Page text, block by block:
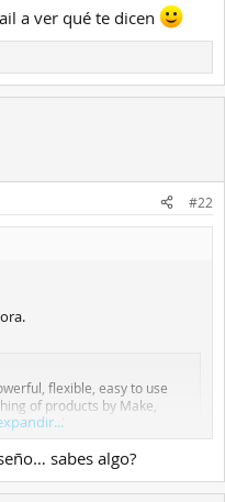
a ver qué te dicen
#22
flexible, easy to use
of products by Make,
sabes algo?